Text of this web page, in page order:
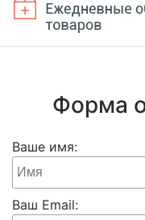
Форма
Ваше имя:
Ваш Email: